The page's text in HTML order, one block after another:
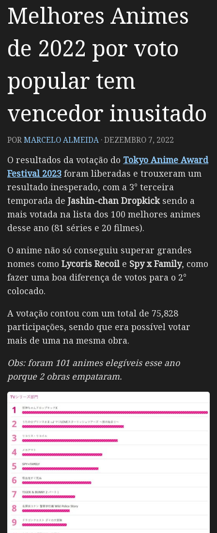
Melhores Animes
de 2022 por voto
popular tem
vencedor inusitado
PORMARCELO ALMEIDA ·DEZEMBRO 7, 2022
O resultados da votação do Tokyo Anime Award
Festival 2023 foram liberadas e trouxeram um
resultado inesperado, com a 3° terceira
temporada de Jashin-chan Dropkicksendo a
mais votada na lista dos 100 melhores animes
desse ano (81 séries e 20 filmes).
O anime não só conseguiu superar grandes
nomes como Lycoris Recoil e Spy x Family, como
fazer uma boa diferença de votos para o 2°
colocado.
A votação contou com um total de 75,828
participações, sendo que era possível votar
mais de uma na mesma obra.
Obs: foram 101 animes elegíveis esse ano
porque 2 obras empataram.